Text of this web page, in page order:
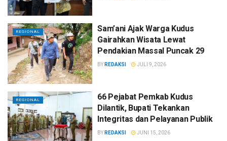
REGIONAL
Sam’ani Ajak Warga Kudus
Gairahkan Wisata Lewat
Pendakian Massal Puncak 29
BY REDAKSI JULI 9, 2026
REGIONAL
66 Pejabat Pemkab Kudus
Dilantik, Bupati Tekankan
Integritas dan Pelayanan Publik
BY REDAKSI JUNI 15, 2026